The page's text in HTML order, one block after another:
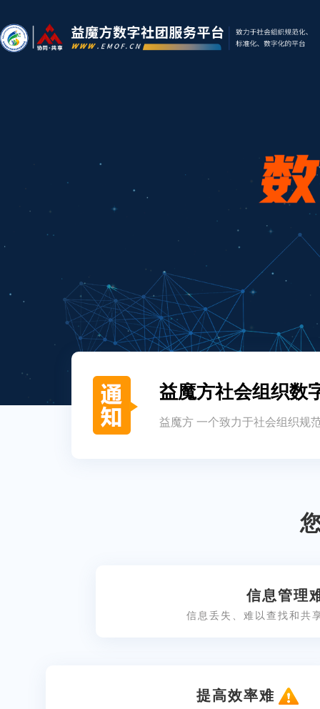
景化服务生态系统
益魔方社会组织数
益魔方 一个致力于社会组织规
信息管理
信息丢失、难以查找和共
提高效率难